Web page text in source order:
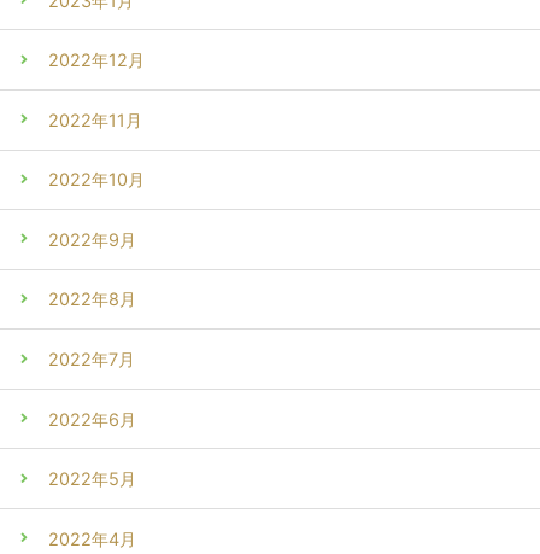
2022年12月
2022年11月
2022年10月
2022年9月
2022年8月
2022年7月
2022年6月
2022年5月
2022年4月